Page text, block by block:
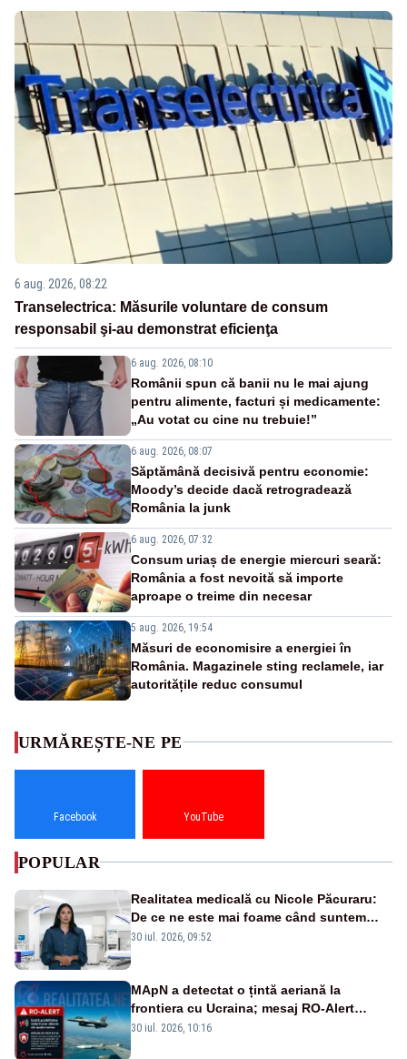
6 aug. 2026, 08:22
Transelectrica: Măsurile voluntare de consum
responsabil şi-au demonstrat eficienţa
6 aug. 2026, 08:10
Românii spun că banii nu le mai ajung
pentru alimente, facturi și medicamente:
„Au votat cu cine nu trebuie!”
6 aug. 2026, 08:07
Săptămână decisivă pentru economie:
Moody’s decide dacă retrogradează
România la junk
6 aug. 2026, 07:32
Consum uriaș de energie miercuri seară:
România a fost nevoită să importe
aproape o treime din necesar
5 aug. 2026, 19:54
Măsuri de economisire a energiei în
România. Magazinele sting reclamele, iar
autoritățile reduc consumul
URMĂREȘTE-NE PE
Facebook YouTube
POPULAR
Realitatea medicală cu Nicole Păcuraru:
De ce ne este mai foame când suntem
obosiți?
30 iul. 2026, 09:52
MApN a detectat o țintă aeriană la
frontiera cu Ucraina; mesaj RO-Alert
transmis în județul Tulcea
30 iul. 2026, 10:16